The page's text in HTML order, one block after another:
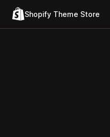
Shopify Theme Store